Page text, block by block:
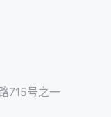
715号之一